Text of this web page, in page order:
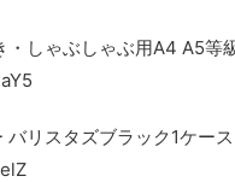
しゃぶしゃぶ用A4 A5等
リスタズブラック1ケース